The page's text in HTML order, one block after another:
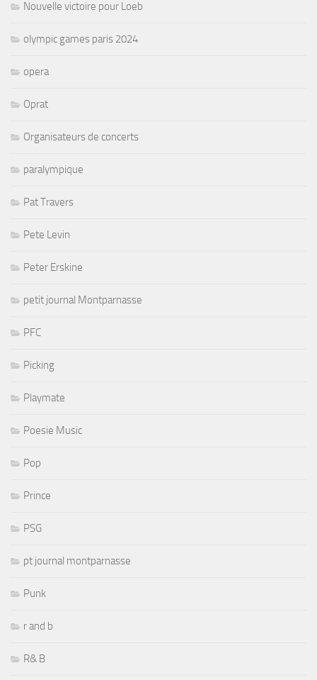
Nouvelle victoire pour Loeb
olympic games paris 2024
opera
Oprat
Organisateurs de concerts
paralympique
Pat Travers
Pete Levin
Peter Erskine
petit journal Montparnasse
PFC
Picking
Playmate
Poesie Music
Pop
Prince
PSG
pt journal montparnasse
Punk
r and b
R& B